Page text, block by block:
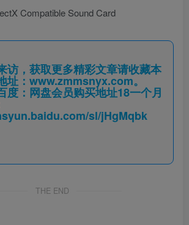
Compatible Sound Card
访，获取更多精彩文章请收藏本
址： www.zmmsnyx.com。
度：网盘会员购买地址18一个月
sl/jHgMqbk
THE END